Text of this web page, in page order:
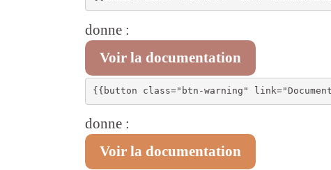
donne :
Voir la documentation
donne :
Voir la documentation